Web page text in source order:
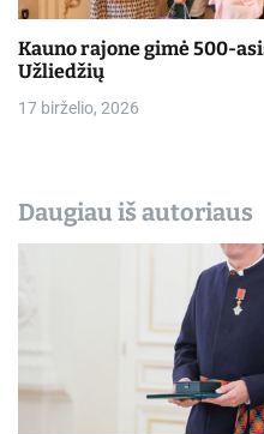
Kauno rajone gimė 500-
Užliedžių
17 birželio, 2026
Daugiau iš autoriaus